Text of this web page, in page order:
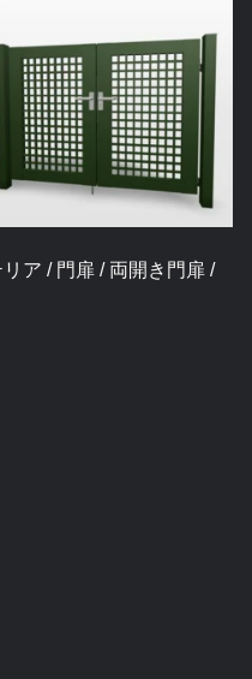
ア / 門扉 / 両開き門扉 /